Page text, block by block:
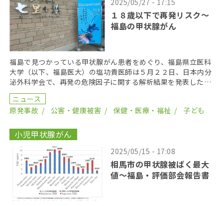
１８歳以下で再発リスク〜
福島の甲状腺がん
福島で見つかっている甲状腺がん患者をめぐり、福島県立医科
大学（以下、福島医大）の塩功貴医師は５月２２日、日本内分
泌外科学会で、再発の危険因子に関する解析結果を発表した。
福島で見つかっている小児・若年甲状腺がん患者の再発に […]
ニュース
原発事故
公害・健康被害 保健・医療・福祉 子ども
小児甲状腺がん
2025/05/15 - 17:08
相馬市の甲状腺被ばく最大
値〜福島・評価部会報告書